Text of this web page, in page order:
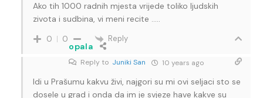
Ako tih 1000 radnih mjesta vrijede toliko ljudskih
zivota i sudbina, vi meni recite …..
0 0 Reply
opala
Reply to Juniki San 10 years ago
Idi u Prašumu kakvu živi, najgori su mi ovi seljaci sto se
dosele u grad i onda da im je svjeze have kakve su